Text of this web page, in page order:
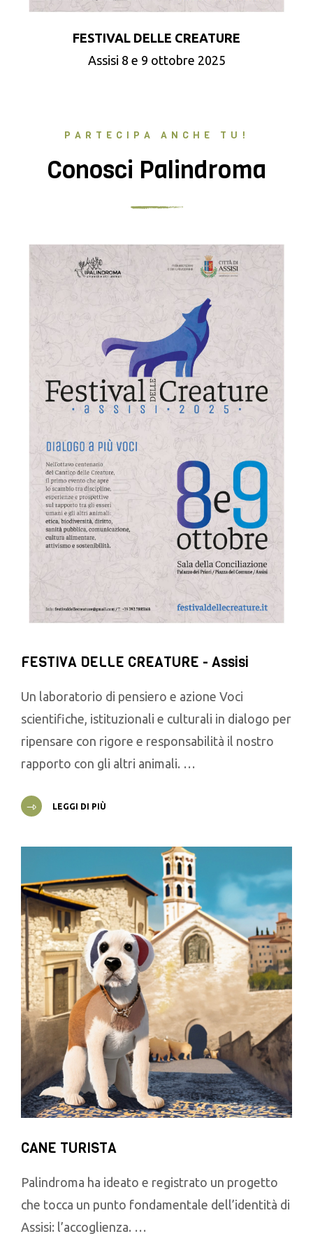
FESTIVAL DELLE CREATURE
Assisi 8 e 9 ottobre 2025
PARTECIPA ANCHE TU!
Conosci Palindroma
FESTIVA DELLE CREATURE - Assisi
Un laboratorio di pensiero e azione Voci
scientifiche, istituzionali e culturali in dialogo per
ripensare con rigore e responsabilità il nostro
rapporto con gli altri animali. …
LEGGI DI PIÙ
CANE TURISTA
Palindroma ha ideato e registrato un progetto
che tocca un punto fondamentale dell’identità di
Assisi: l’accoglienza. …